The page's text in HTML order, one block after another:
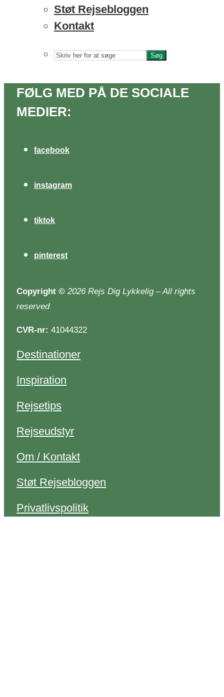
Støt Rejsebloggen
Kontakt
Søg
FØLG MED PÅ DE SOCIALE
MEDIER:
facebook
instagram
tiktok
pinterest
Copyright © 2026 Rejs Dig Lykkelig – All rights
reserved
CVR-nr: 41044322
Destinationer
Inspiration
Rejsetips
Rejseudstyr
Om / Kontakt
Støt Rejsebloggen
Privatlivspolitik